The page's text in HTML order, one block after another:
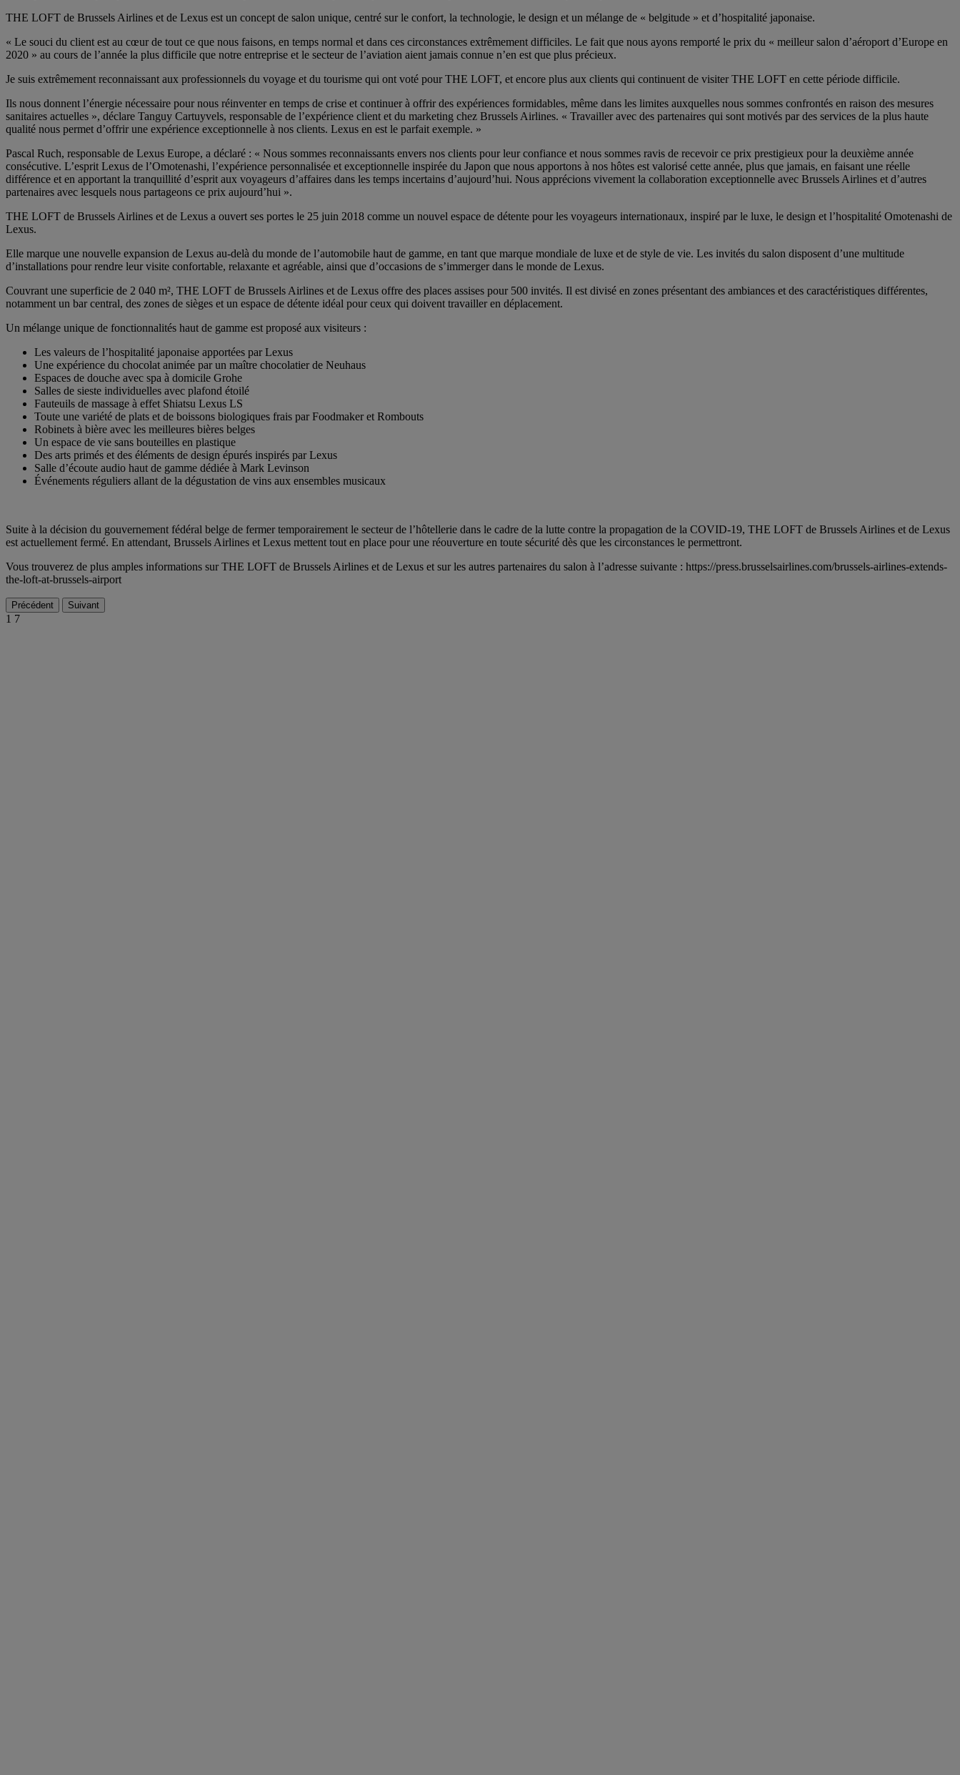
THE LOFT de Brussels Airlines et de Lexus est un concept de salon unique, centré sur le confort, la technologie, le design et un mélange de « belgitude » et d’hospitalité japonaise.
« Le souci du client est au cœur de tout ce que nous faisons, en temps normal et dans ces circonstances extrêmement difficiles. Le fait que nous ayons remporté le prix du « meilleur salon d’aéroport d’Europe en
2020 » au cours de l’année la plus difficile que notre entreprise et le secteur de l’aviation aient jamais connue n’en est que plus précieux.
Je suis extrêmement reconnaissant aux professionnels du voyage et du tourisme qui ont voté pour THE LOFT, et encore plus aux clients qui continuent de visiter THE LOFT en cette période difficile.
Ils nous donnent l’énergie nécessaire pour nous réinventer en temps de crise et continuer à offrir des expériences formidables, même dans les limites auxquelles nous sommes confrontés en raison des mesures
sanitaires actuelles », déclare Tanguy Cartuyvels, responsable de l’expérience client et du marketing chez Brussels Airlines. « Travailler avec des partenaires qui sont motivés par des services de la plus haute
qualité nous permet d’offrir une expérience exceptionnelle à nos clients. Lexus en est le parfait exemple. »
Pascal Ruch, responsable de Lexus Europe, a déclaré : « Nous sommes reconnaissants envers nos clients pour leur confiance et nous sommes ravis de recevoir ce prix prestigieux pour la deuxième année
consécutive. L’esprit Lexus de l’Omotenashi, l’expérience personnalisée et exceptionnelle inspirée du Japon que nous apportons à nos hôtes est valorisé cette année, plus que jamais, en faisant une réelle
différence et en apportant la tranquillité d’esprit aux voyageurs d’affaires dans les temps incertains d’aujourd’hui. Nous apprécions vivement la collaboration exceptionnelle avec Brussels Airlines et d’autres
partenaires avec lesquels nous partageons ce prix aujourd’hui ».
THE LOFT de Brussels Airlines et de Lexus a ouvert ses portes le 25 juin 2018 comme un nouvel espace de détente pour les voyageurs internationaux, inspiré par le luxe, le design et l’hospitalité Omotenashi de
Lexus.
Elle marque une nouvelle expansion de Lexus au-delà du monde de l’automobile haut de gamme, en tant que marque mondiale de luxe et de style de vie. Les invités du salon disposent d’une multitude
d’installations pour rendre leur visite confortable, relaxante et agréable, ainsi que d’occasions de s’immerger dans le monde de Lexus.
Couvrant une superficie de 2 040 m², THE LOFT de Brussels Airlines et de Lexus offre des places assises pour 500 invités. Il est divisé en zones présentant des ambiances et des caractéristiques différentes,
notamment un bar central, des zones de sièges et un espace de détente idéal pour ceux qui doivent travailler en déplacement.
Un mélange unique de fonctionnalités haut de gamme est proposé aux visiteurs :
Les valeurs de l’hospitalité japonaise apportées par Lexus
Une expérience du chocolat animée par un maître chocolatier de Neuhaus
Espaces de douche avec spa à domicile Grohe
Salles de sieste individuelles avec plafond étoilé
Fauteuils de massage à effet Shiatsu Lexus LS
Toute une variété de plats et de boissons biologiques frais par Foodmaker et Rombouts
Robinets à bière avec les meilleures bières belges
Un espace de vie sans bouteilles en plastique
Des arts primés et des éléments de design épurés inspirés par Lexus
Salle d’écoute audio haut de gamme dédiée à Mark Levinson
Événements réguliers allant de la dégustation de vins aux ensembles musicaux
Suite à la décision du gouvernement fédéral belge de fermer temporairement le secteur de l’hôtellerie dans le cadre de la lutte contre la propagation de la COVID-19, THE LOFT de Brussels Airlines et de Lexus
est actuellement fermé. En attendant, Brussels Airlines et Lexus mettent tout en place pour une réouverture en toute sécurité dès que les circonstances le permettront.
Vous trouverez de plus amples informations sur THE LOFT de Brussels Airlines et de Lexus et sur les autres partenaires du salon à l’adresse suivante : https://press.brusselsairlines.com/brussels-airlines-extends-
the-loft-at-brussels-airport
Précédent Suivant
1 7